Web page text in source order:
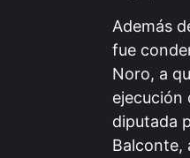
Además
fue
Noro, a
ejecución
diputada
Balconte,